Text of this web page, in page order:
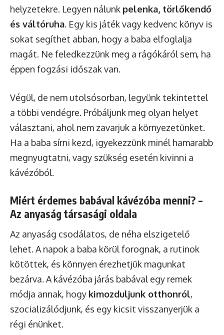
helyzetekre. Legyen nálunk pelenka, törlőkendő
és váltóruha. Egy kis játék vagy kedvenc könyv is
sokat segíthet abban, hogy a baba elfoglalja
magát. Ne feledkezzünk meg a rágókáról sem, ha
éppen fogzási időszak van.
Végül, de nem utolsósorban, legyünk tekintettel
a többi vendégre. Próbáljunk meg olyan helyet
választani, ahol nem zavarjuk a környezetünket.
Ha a baba sírni kezd, igyekezzünk minél hamarabb
megnyugtatni, vagy szükség esetén kivinni a
kávézóból.
Miért érdemes babával kávézóba menni? –
Az anyaság társasági oldala
Az anyaság csodálatos, de néha elszigetelő
lehet. A napok a baba körül forognak, a rutinok
kötöttek, és könnyen érezhetjük magunkat
bezárva. A kávézóba járás babával egy remek
módja annak, hogy kimozduljunk otthonról,
szocializálódjunk, és egy kicsit visszanyerjük a
régi énünket.